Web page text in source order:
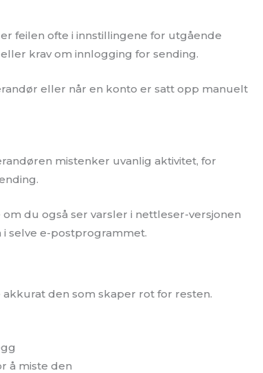
feilen ofte i innstillingene for utgående
krav om innlogging for sending.
eller når en konto er satt opp manuelt
mistenker uvanlig aktivitet, for
du også ser varsler i nettleser-versjonen
selve e-postprogrammet.
den som skaper rot for resten.
å miste den